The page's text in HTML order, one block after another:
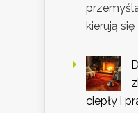
kierują
ciepły i